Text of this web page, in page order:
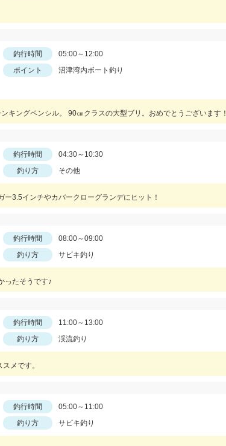
釣行時間
05:00～12:00
ポイント
沼津湾内ボート釣り
キングペンシル。 90㎝クラスの大型ブリ。おめでとうございます！
釣行時間
04:30～10:30
釣り方 その他
3.5インチやカバークローグランデにヒット！
釣行時間
08:00～09:00
釣り方 サビキ釣り
ったそうです♪
釣行時間
11:00～13:00
釣り方 渓流釣り
メです。
釣行時間
05:00～11:00
釣り方 サビキ釣り